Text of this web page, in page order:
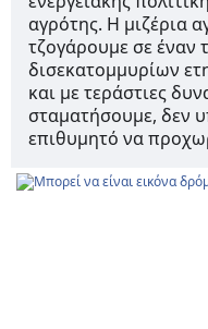
αγρότης. Η μιζέρια
τζογάρουμε σε έναν
δισεκατομμυρίων
και με τεράστιες
σταματήσουμε, δεν
επιθυμητό να